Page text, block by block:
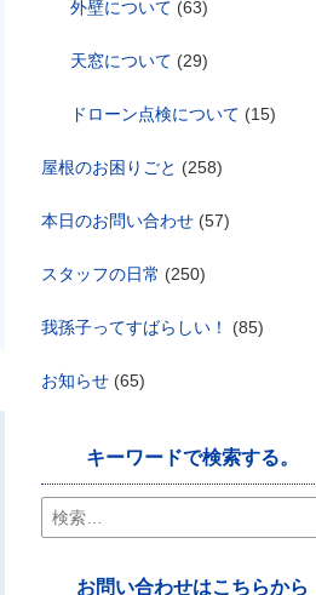
外壁について (63)
天窓について (29)
ドローン点検について (15)
屋根のお困りごと (258)
本日のお問い合わせ (57)
スタッフの日常 (250)
我孫子ってすばらしい！ (85)
お知らせ (65)
キーワードで検索する。
検
索:
お問い合わせはこちらから